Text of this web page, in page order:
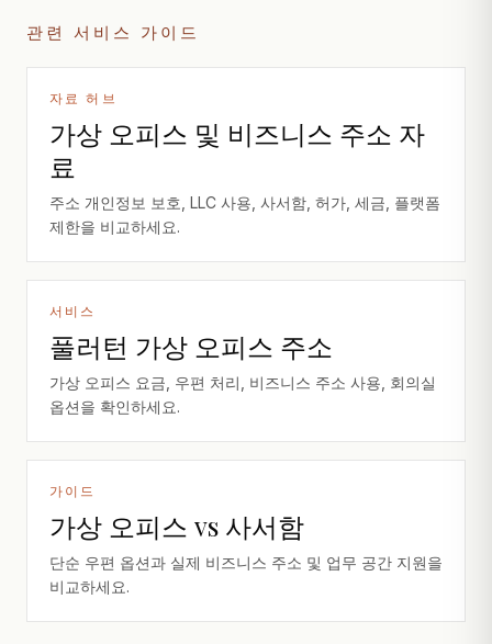
관련 서비스 가이드
자료 허브
가상 오피스 및 비즈니스 주소 자
료
주소 개인정보 보호, LLC 사용, 사서함, 허가, 세금, 플랫폼
제한을 비교하세요.
서비스
풀러턴 가상 오피스 주소
가상 오피스 요금, 우편 처리, 비즈니스 주소 사용, 회의실
옵션을 확인하세요.
가이드
가상 오피스 vs 사서함
단순 우편 옵션과 실제 비즈니스 주소 및 업무 공간 지원을
비교하세요.